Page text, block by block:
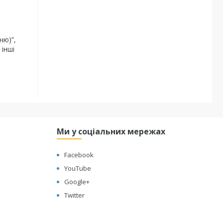
Ми у соціальних мережах
Facebook
YouTube
Google+
Twitter